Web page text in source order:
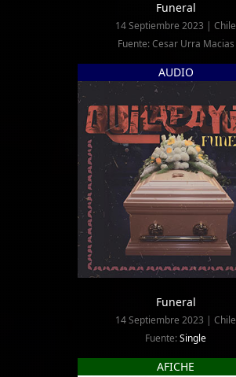
Funeral
14 Septiembre 2023 | Chile
Fuente: Cesar Urra Macias
AUDIO
Funeral
14 Septiembre 2023 | Chile
Fuente:Single
AFICHE